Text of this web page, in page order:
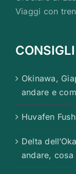
Viaggi con
Okinawa,
andare e
Huvafen
Delta
andare,